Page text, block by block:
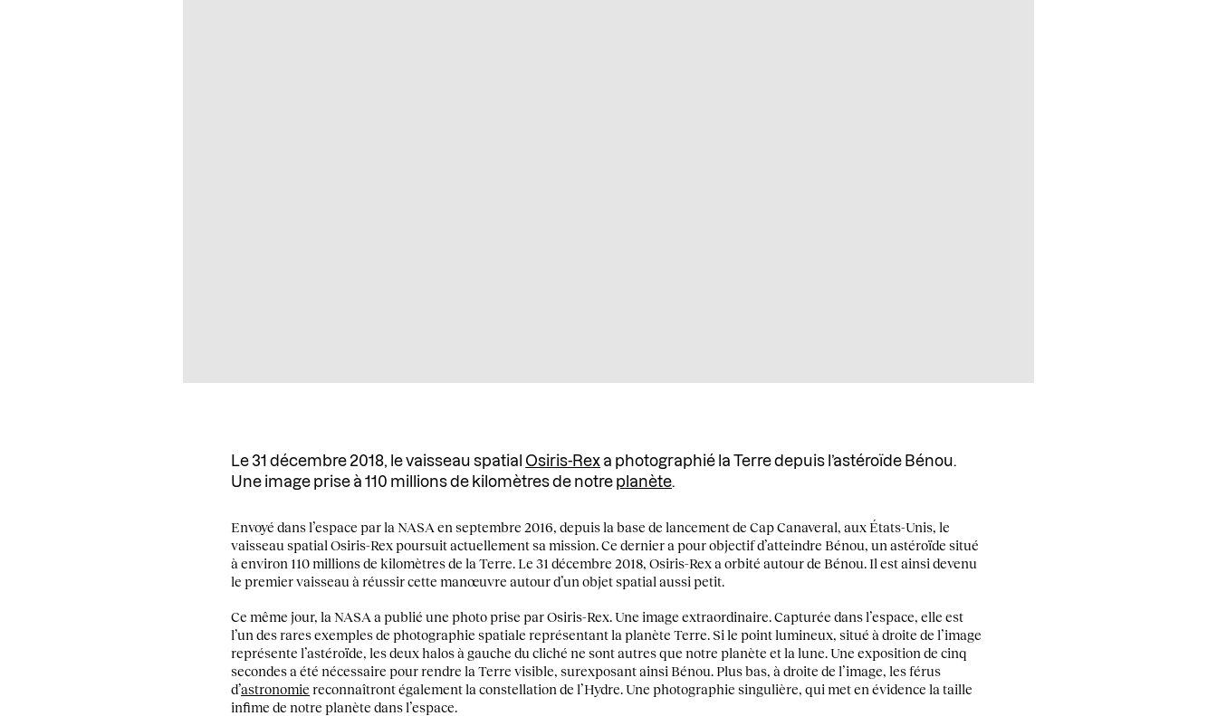
Le 31 décembre 2018, le vaisseau spatial Osiris-Rexa photographié la Terre depuis l’astéroïde Bénou.
Une image prise à 110 millions de kilomètres de notre planète.
Envoyé dans l’espace par la NASA en septembre 2016, depuis la base de lancement de Cap Canaveral, aux États-Unis, le
vaisseau spatial Osiris-Rex poursuit actuellement sa mission. Ce dernier a pour objectif d’atteindre Bénou, un astéroïde situé
à environ 110 millions de kilomètres de la Terre. Le 31 décembre 2018, Osiris-Rex a orbité autour de Bénou. Il est ainsi devenu
le premier vaisseau à réussir cette manœuvre autour d’un objet spatial aussi petit.
Ce même jour, la NASA a publié une photo prise par Osiris-Rex. Une image extraordinaire. Capturée dans l’espace, elle est
l’un des rares exemples de photographie spatiale représentant la planète Terre. Si le point lumineux, situé à droite de l’image
représente l’astéroïde, les deux halos à gauche du cliché ne sont autres que notre planète et la lune. Une exposition de cinq
secondes a été nécessaire pour rendre la Terre visible, surexposant ainsi Bénou. Plus bas, à droite de l’image, les férus
d’astronomie reconnaîtront également la constellation de l’Hydre. Une photographie singulière, qui met en évidence la taille
infime de notre planète dans l’espace.